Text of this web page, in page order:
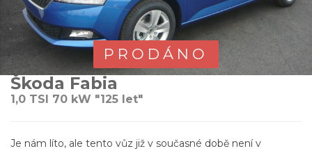
PRODÁNO
Škoda Fabia
1,0 TSI 70 kW "125 let"
Je nám líto, ale tento vůz již v současné době není v